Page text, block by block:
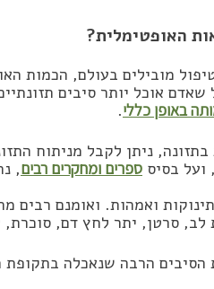
האופטימלית?
מובילים בעולם, הכמות
אוכל יותר סיבים
באופן כללי.
בתזונה, ניתן לקבל מניתוח
ועל בסיס ספרים ומחקרים רבים
ואמהות. ואומנם רבים
לב, סרטן, יתר לחץ דם,
הסיבים הרבה שנאכלה